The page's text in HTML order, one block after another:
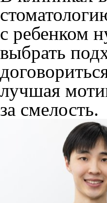
с ребенком
выбрать
лучшая
за смелость.